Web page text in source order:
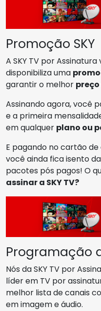
Promoção SKY
A SKY TV por
disponibiliza uma
garantir o melhor preço
Assinando agora, você
e a primeira
em qualquer plano ou
E pagando no cartão
você ainda fica isento
pacotes pós pagos! O
assinar a SKY TV?
Programação
Nós da SKY TV por
líder em TV por
melhor lista de canais
em imagem e áudio.